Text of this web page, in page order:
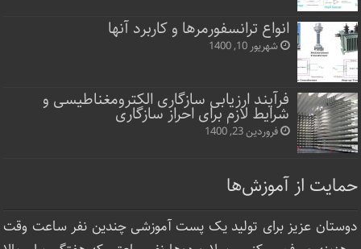
انواع ترانسفورمرها و کاربرد آنها
شهریور 10, 1400
فرآیند ارزیابی سازگاری الکترومغناطیسی و
شرایط لازم برای احراز سازگاری
فروردین 23, 1400
حمایت از آموزش‌ها
دوستان عزیز برای تولید یک پست آموزشی چندین نفر ساعت‌ وقت